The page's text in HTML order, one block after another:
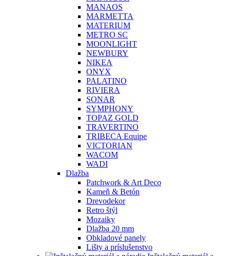
MANAOS
MARMETTA
MATERIUM
METRO SC
MOONLIGHT
NEWBURY
NIKEA
ONYX
PALATINO
RIVIERA
SONAR
SYMPHONY
TOPAZ GOLD
TRAVERTINO
TRIBECA Equipe
VICTORIAN
WACOM
WADI
Dlažba
Patchwork & Art Deco
Kameň & Betón
Drevodekor
Retro štýl
Mozaiky
Dlažba 20 mm
Obkladové panely
Lišty a príslušenstvo